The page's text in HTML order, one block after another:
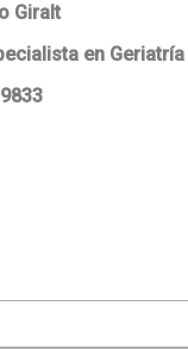
Giralt
en